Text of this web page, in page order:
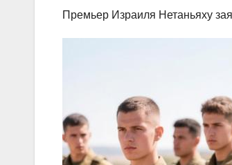
Премьер Израиля Нетаньяху